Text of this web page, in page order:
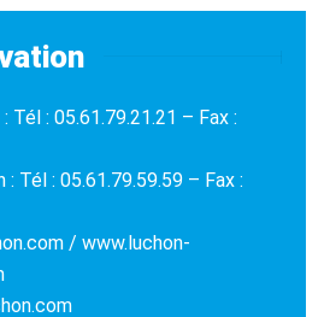
Tél : 05.61.79.21.21 – Fax :
: Tél : 05.61.79.59.59 – Fax :
/ www.luchon-